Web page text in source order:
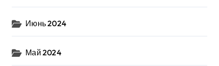
Июнь 2024
Май 2024